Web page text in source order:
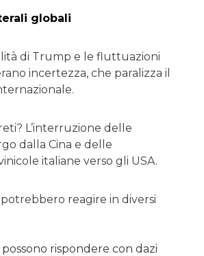
globali
di Trump e le fluttuazioni
incertezza, che paralizza il
L’interruzione delle
dalla Cina e delle
italiane verso gli USA.
potrebbero reagire in diversi
possono rispondere con dazi